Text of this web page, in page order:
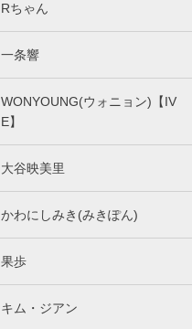
Rちゃん
一条響
WONYOUNG(ウォニョン)【IV
E】
大谷映美里
かわにしみき(みきぽん)
果歩
キム・ジアン